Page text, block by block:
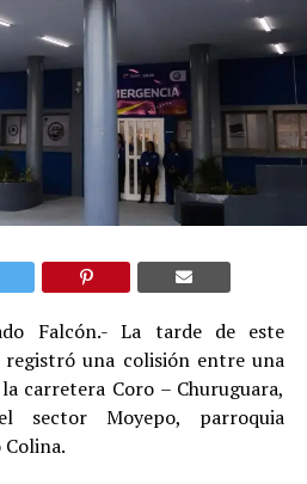
Falcón.- La tarde de este
registró una colisión entre una
carretera Coro – Churuguara,
sector Moyepo, parroquia